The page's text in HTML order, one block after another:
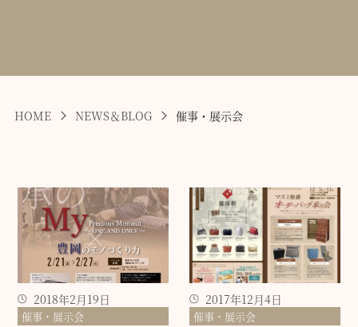
HOME NEWS＆BLOG 催事・展示会
2018年2月19日
催事・展示会
2017年12月4日
催事・展示会